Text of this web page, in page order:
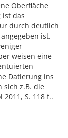
Oberfläche
ist das
durch deutlich
ist.
weisen eine
Datierung ins
sich z.B. die
S. 118 f..